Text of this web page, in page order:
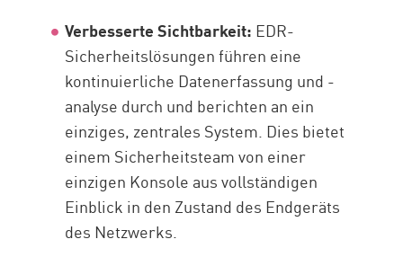
Verbesserte Sichtbarkeit: EDR-
Sicherheitslösungen führen eine
kontinuierliche Datenerfassung und -
analyse durch und berichten an ein
einziges, zentrales System. Dies bietet
einem Sicherheitsteam von einer
einzigen Konsole aus vollständigen
Einblick in den Zustand des Endgeräts
des Netzwerks.